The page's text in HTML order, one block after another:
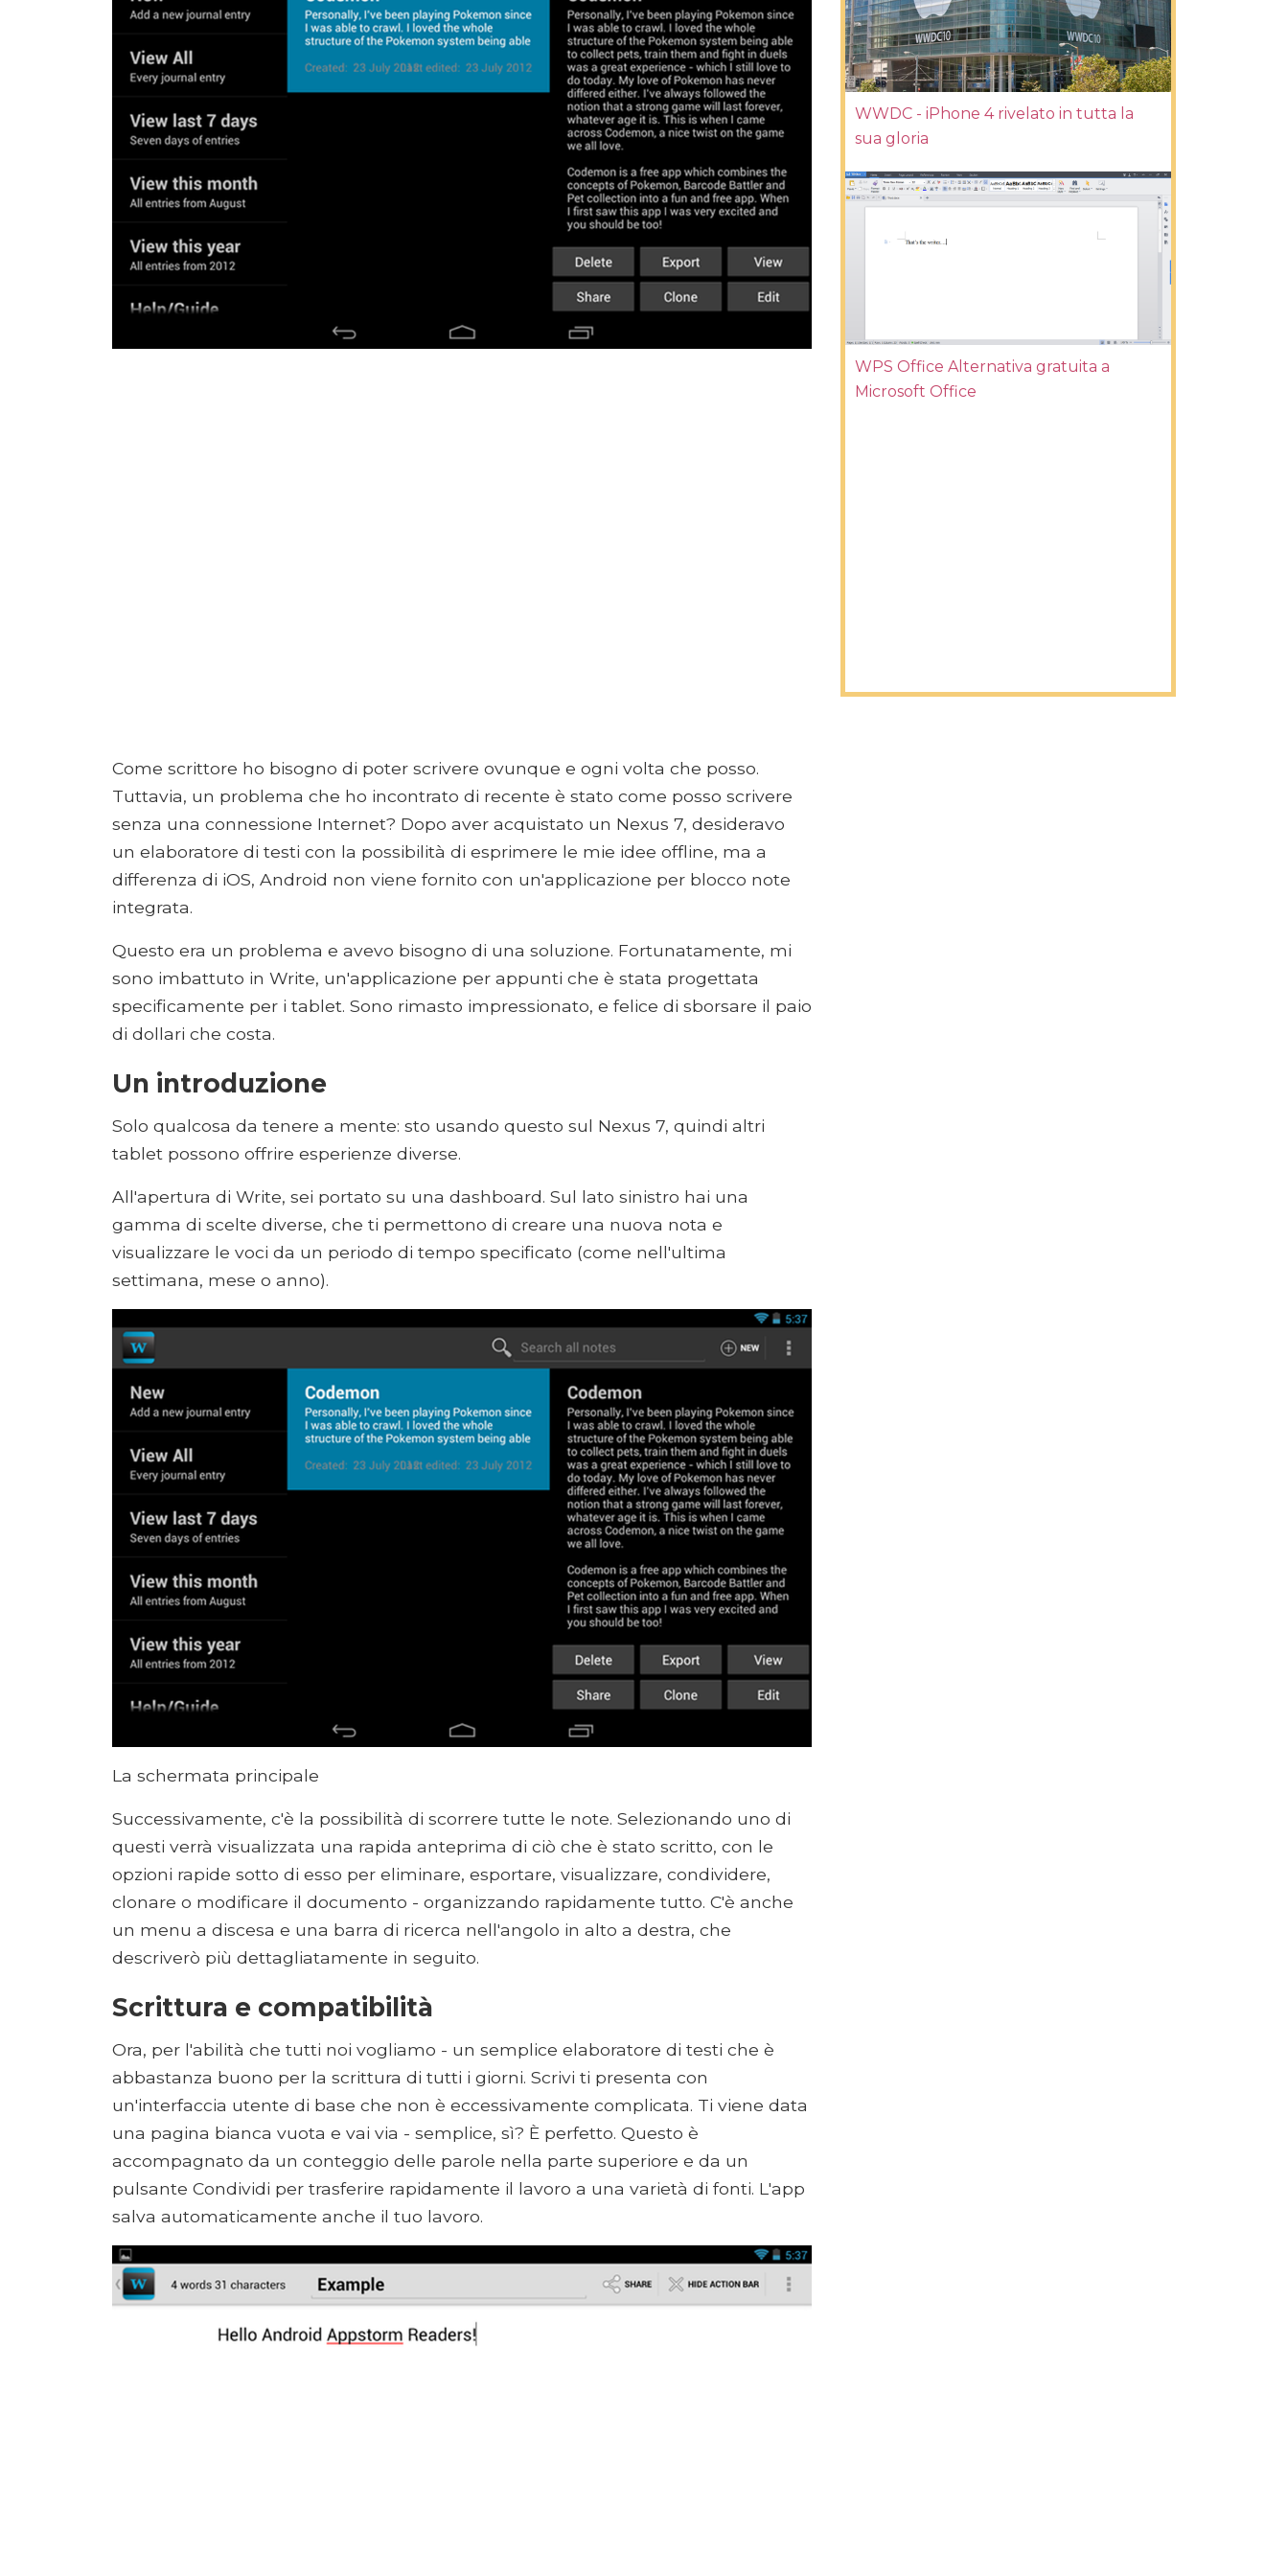
Come scrittore ho bisogno di poter scrivere ovunque e ogni volta che posso.
Tuttavia, un problema che ho incontrato di recente è stato come posso scrivere
senza una connessione Internet? Dopo aver acquistato un Nexus 7, desideravo
un elaboratore di testi con la possibilità di esprimere le mie idee offline, ma a
differenza di iOS, Android non viene fornito con un'applicazione per blocco note
integrata.
Questo era un problema e avevo bisogno di una soluzione. Fortunatamente, mi
sono imbattuto in Write, un'applicazione per appunti che è stata progettata
specificamente per i tablet. Sono rimasto impressionato, e felice di sborsare il paio
di dollari che costa.
Un introduzione
Solo qualcosa da tenere a mente: sto usando questo sul Nexus 7, quindi altri
tablet possono offrire esperienze diverse.
All'apertura di Write, sei portato su una dashboard. Sul lato sinistro hai una
gamma di scelte diverse, che ti permettono di creare una nuova nota e
visualizzare le voci da un periodo di tempo specificato (come nell'ultima
settimana, mese o anno).
La schermata principale
Successivamente, c'è la possibilità di scorrere tutte le note. Selezionando uno di
questi verrà visualizzata una rapida anteprima di ciò che è stato scritto, con le
opzioni rapide sotto di esso per eliminare, esportare, visualizzare, condividere,
clonare o modificare il documento - organizzando rapidamente tutto. C'è anche
un menu a discesa e una barra di ricerca nell'angolo in alto a destra, che
descriverò più dettagliatamente in seguito.
Scrittura e compatibilità
Ora, per l'abilità che tutti noi vogliamo - un semplice elaboratore di testi che è
abbastanza buono per la scrittura di tutti i giorni. Scrivi ti presenta con
un'interfaccia utente di base che non è eccessivamente complicata. Ti viene data
una pagina bianca vuota e vai via - semplice, sì? È perfetto. Questo è
accompagnato da un conteggio delle parole nella parte superiore e da un
pulsante Condividi per trasferire rapidamente il lavoro a una varietà di fonti. L'app
salva automaticamente anche il tuo lavoro.
WWDC - iPhone 4 rivelato in tutta la
sua gloria
WPS Office Alternativa gratuita a
Microsoft Office